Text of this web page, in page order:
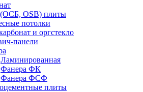
OSB) плиты
потолки
и оргстекло
панели
Ламинированная
Фанера ФК
Фанера ФСФ
плиты